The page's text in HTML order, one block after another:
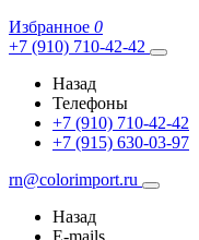
Избранное 0
+7 (910) 710-42-42
Назад
Телефоны
+7 (910) 710-42-42
+7 (915) 630-03-97
rn@colorimport.ru
Назад
E-mails